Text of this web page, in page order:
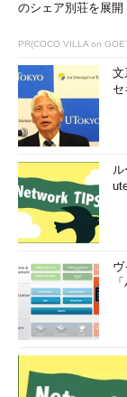
のシェア別荘を展開
PR(COCO VILLA on
文